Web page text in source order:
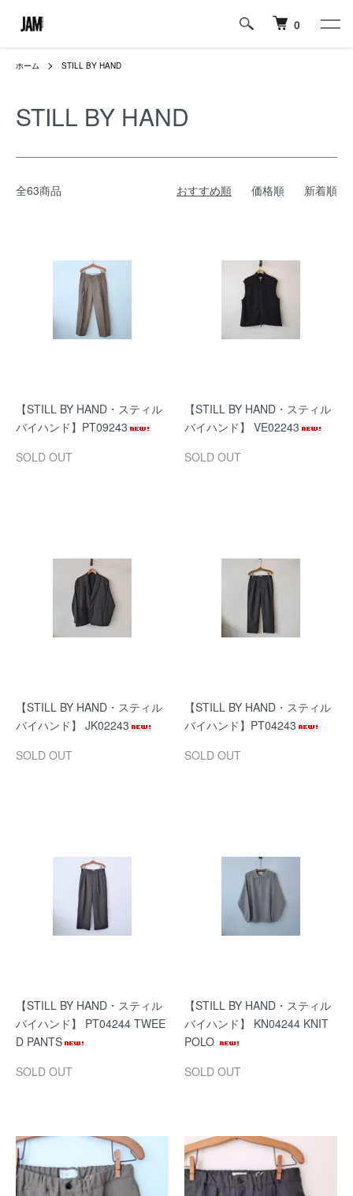
0
ホーム STILL BY HAND
STILL BY HAND
全63商品 おすすめ順 価格順 新着順
【STILL BY HAND・スティル
バイハンド】PT09243
SOLD OUT
【STILL BY HAND・スティル
バイハンド】 VE02243
SOLD OUT
【STILL BY HAND・スティル
バイハンド】 JK02243
SOLD OUT
【STILL BY HAND・スティル
バイハンド】PT04243
SOLD OUT
【STILL BY HAND・スティル
バイハンド】 PT04244 TWEE
D PANTS
SOLD OUT
【STILL BY HAND・スティル
バイハンド】 KN04244 KNIT
POLO
SOLD OUT